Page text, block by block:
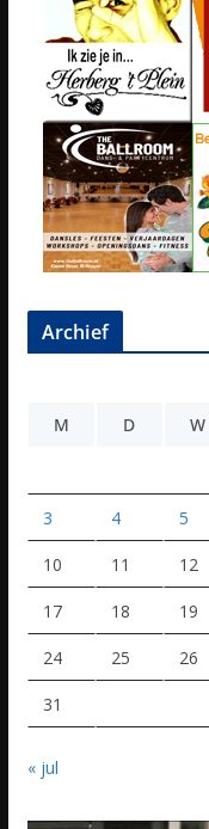
Archief
M
D W
3 4 5
10 11 12
17 18 19
24 25 26
31
« jul